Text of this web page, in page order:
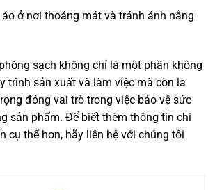
ở nơi thoáng mát và tránh ánh nắng
sạch không chỉ là một phần không
trình sản xuất và làm việc mà còn là
đóng vai trò trong việc bảo vệ sức
sản phẩm. Để biết thêm thông tin chi
cụ thể hơn, hãy liên hệ với chúng tôi